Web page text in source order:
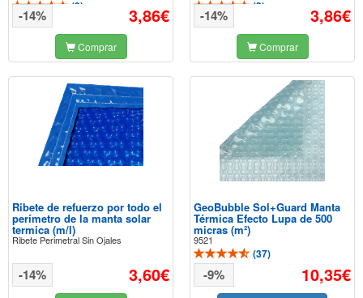
(3) 3,86€
-14%
Comprar
(3) 3,86€
-14%
Comprar
Ribete de refuerzo por todo el
perímetro de la manta solar
termica (m/l)
Ribete Perimetral Sin Ojales
3,60€
-14%
GeoBubble Sol+Guard Manta
Térmica Efecto Lupa de 500
micras (m²)
9521
(37)
10,35€
-9%